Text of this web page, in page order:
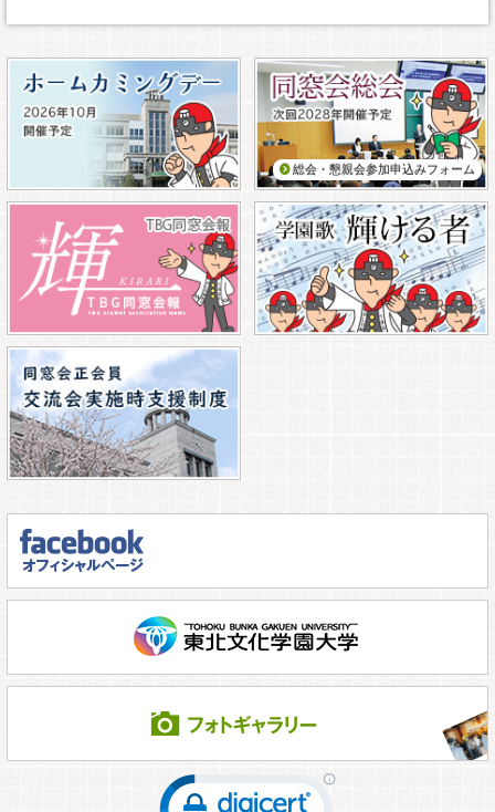
総会・懇親会参加申込みフォーム